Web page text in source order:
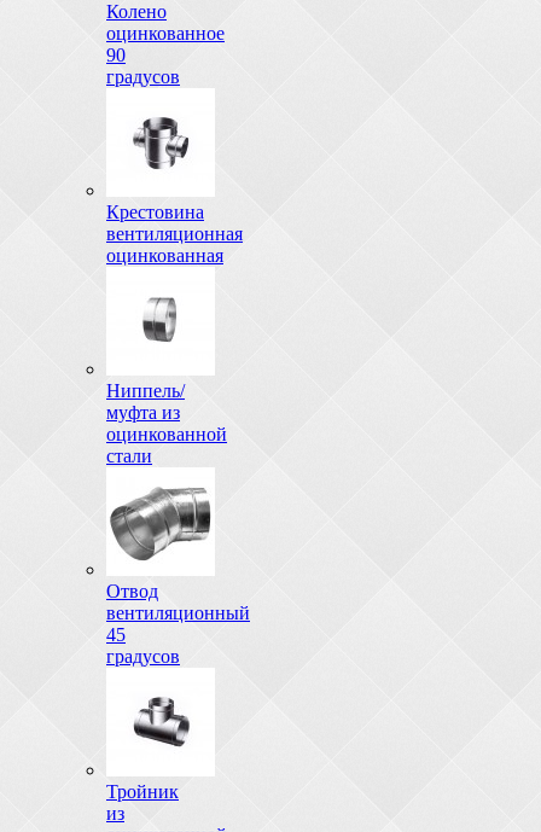
Колено
оцинкованное
90
градусов
Крестовина
вентиляционная
оцинкованная
Ниппель/
муфта из
оцинкованной
стали
Отвод
вентиляционный
45
градусов
Тройник
из